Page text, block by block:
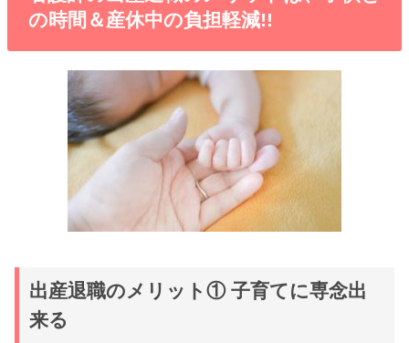
の時間＆産休中の負担軽減!!
出産退職のメリット① 子育てに専念出
来る